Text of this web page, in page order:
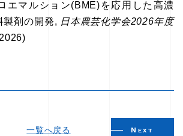
エマルション(BME)を応用した高濃
製剤の開発, 日本農芸化学会2026年度
一覧へ戻る N EXT